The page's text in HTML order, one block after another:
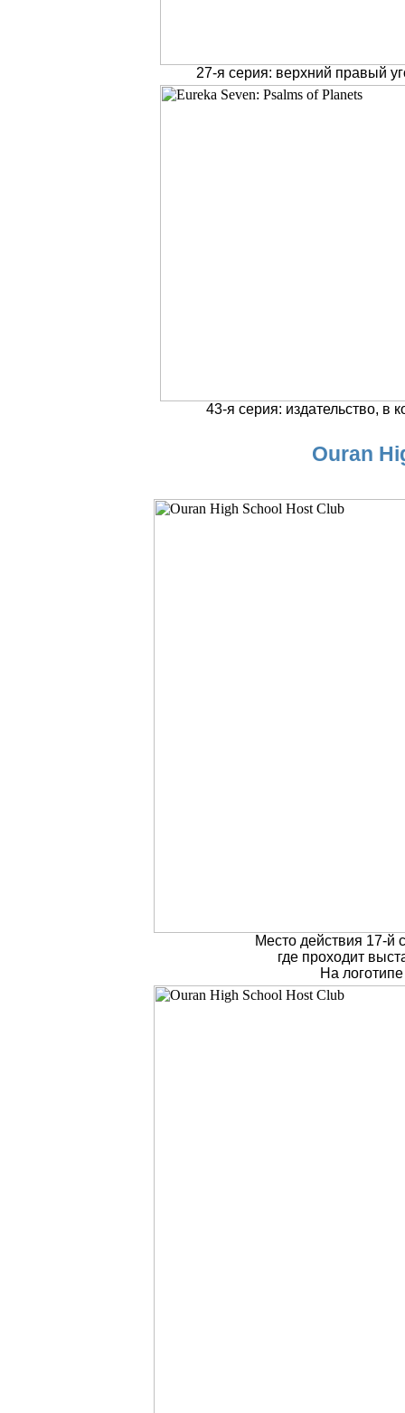
27-я серия: верхний правый
43-я серия: издательство, в
Ouran
Место действия 17-й
где проходит
На логотипе